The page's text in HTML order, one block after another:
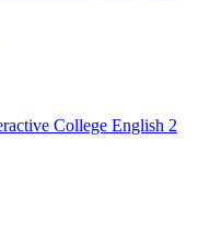
College English 2